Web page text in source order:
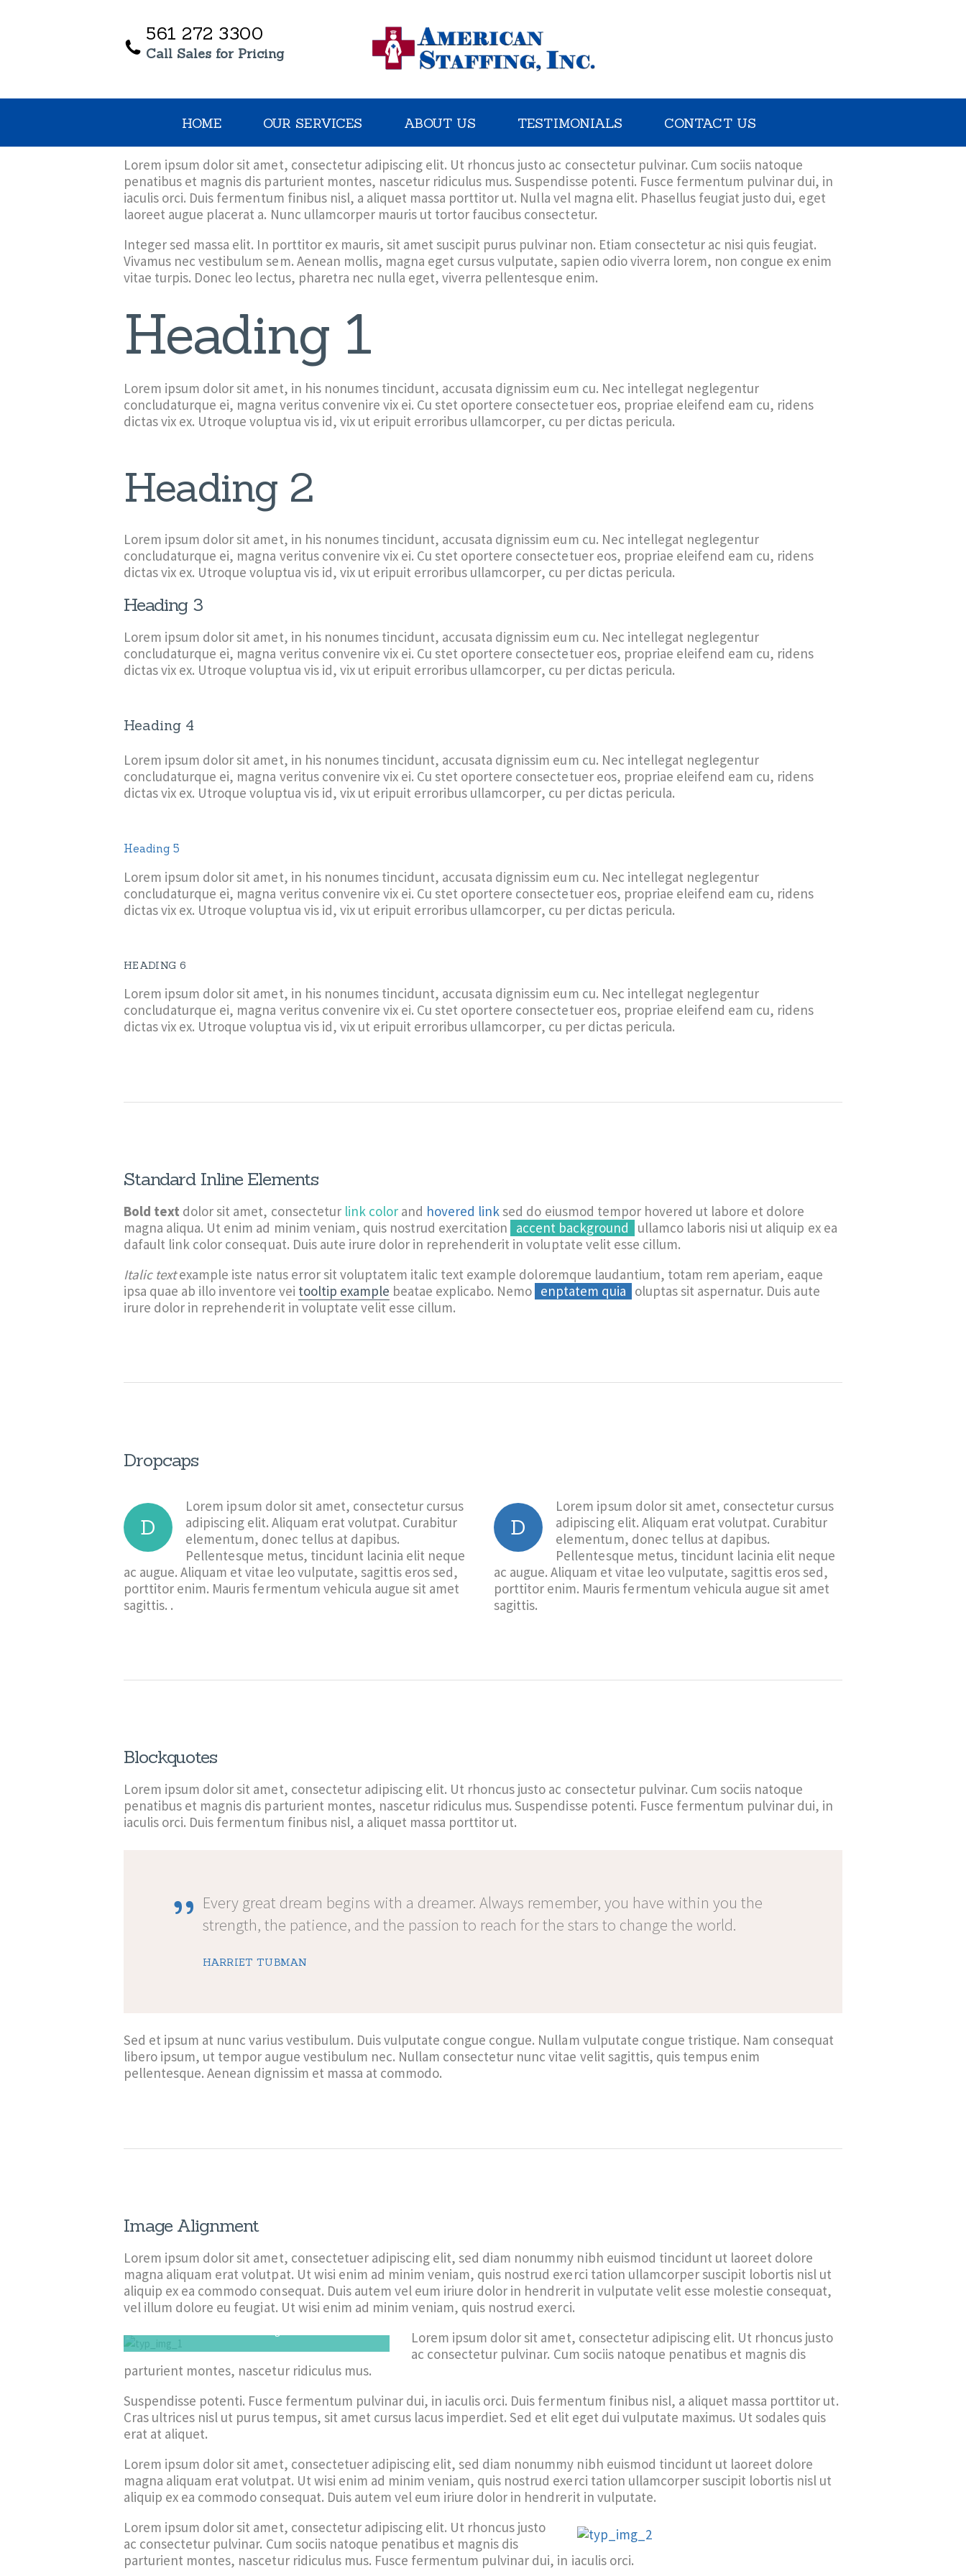
561 272 3300
Call Sales for Pricing
HOME OUR SERVICES ABOUT US TESTIMONIALS CONTACT US
OUR SERVICES
ABOUT US
TESTIMONIALS
CONTACT US
Lorem ipsum dolor sit amet, consectetur adipiscing elit. Ut rhoncus justo ac consectetur pulvinar. Cum sociis natoque
penatibus et magnis dis parturient montes, nascetur ridiculus mus. Suspendisse potenti. Fusce fermentum pulvinar dui, in
iaculis orci. Duis fermentum finibus nisl, a aliquet massa porttitor ut. Nulla vel magna elit. Phasellus feugiat justo dui, eget
laoreet augue placerat a. Nunc ullamcorper mauris ut tortor faucibus consectetur.
Integer sed massa elit. In porttitor ex mauris, sit amet suscipit purus pulvinar non. Etiam consectetur ac nisi quis feugiat.
Vivamus nec vestibulum sem. Aenean mollis, magna eget cursus vulputate, sapien odio viverra lorem, non congue ex enim
vitae turpis. Donec leo lectus, pharetra nec nulla eget, viverra pellentesque enim.
Heading 1
Lorem ipsum dolor sit amet, in his nonumes tincidunt, accusata dignissim eum cu. Nec intellegat neglegentur
concludaturque ei, magna veritus convenire vix ei. Cu stet oportere consectetuer eos, propriae eleifend eam cu, ridens
dictas vix ex. Utroque voluptua vis id, vix ut eripuit erroribus ullamcorper, cu per dictas pericula.
Heading 2
Lorem ipsum dolor sit amet, in his nonumes tincidunt, accusata dignissim eum cu. Nec intellegat neglegentur
concludaturque ei, magna veritus convenire vix ei. Cu stet oportere consectetuer eos, propriae eleifend eam cu, ridens
dictas vix ex. Utroque voluptua vis id, vix ut eripuit erroribus ullamcorper, cu per dictas pericula.
Heading 3
Lorem ipsum dolor sit amet, in his nonumes tincidunt, accusata dignissim eum cu. Nec intellegat neglegentur
concludaturque ei, magna veritus convenire vix ei. Cu stet oportere consectetuer eos, propriae eleifend eam cu, ridens
dictas vix ex. Utroque voluptua vis id, vix ut eripuit erroribus ullamcorper, cu per dictas pericula.
Heading 4
Lorem ipsum dolor sit amet, in his nonumes tincidunt, accusata dignissim eum cu. Nec intellegat neglegentur
concludaturque ei, magna veritus convenire vix ei. Cu stet oportere consectetuer eos, propriae eleifend eam cu, ridens
dictas vix ex. Utroque voluptua vis id, vix ut eripuit erroribus ullamcorper, cu per dictas pericula.
Heading 5
Lorem ipsum dolor sit amet, in his nonumes tincidunt, accusata dignissim eum cu. Nec intellegat neglegentur
concludaturque ei, magna veritus convenire vix ei. Cu stet oportere consectetuer eos, propriae eleifend eam cu, ridens
dictas vix ex. Utroque voluptua vis id, vix ut eripuit erroribus ullamcorper, cu per dictas pericula.
HEADING 6
Lorem ipsum dolor sit amet, in his nonumes tincidunt, accusata dignissim eum cu. Nec intellegat neglegentur
concludaturque ei, magna veritus convenire vix ei. Cu stet oportere consectetuer eos, propriae eleifend eam cu, ridens
dictas vix ex. Utroque voluptua vis id, vix ut eripuit erroribus ullamcorper, cu per dictas pericula.
Standard Inline Elements
Bold text dolor sit amet, consectetur link colorand hovered linksed do eiusmod tempor hovered ut labore et dolore
magna aliqua. Ut enim ad minim veniam, quis nostrud exercitation accent background
ullamco laboris nisi ut aliquip ex ea
dafault link color consequat. Duis aute irure dolor in reprehenderit in voluptate velit esse cillum.
Italic textexample iste natus error sit voluptatem italic text example doloremque laudantium, totam rem aperiam, eaque
ipsa quae ab illo inventore vei tooltip example beatae explicabo. Nemo enptatem quia oluptas sit aspernatur. Duis aute
irure dolor in reprehenderit in voluptate velit esse cillum.
Dropcaps
D
Lorem ipsum dolor sit amet, consectetur cursus
adipiscing elit. Aliquam erat volutpat. Curabitur
elementum, donec tellus at dapibus.
Pellentesque metus, tincidunt lacinia elit neque
ac augue. Aliquam et vitae leo vulputate, sagittis eros sed,
porttitor enim. Mauris fermentum vehicula augue sit amet
sagittis. .
D
Lorem ipsum dolor sit amet, consectetur cursus
adipiscing elit. Aliquam erat volutpat. Curabitur
elementum, donec tellus at dapibus.
Pellentesque metus, tincidunt lacinia elit neque
ac augue. Aliquam et vitae leo vulputate, sagittis eros sed,
porttitor enim. Mauris fermentum vehicula augue sit amet
sagittis.
Blockquotes
Lorem ipsum dolor sit amet, consectetur adipiscing elit. Ut rhoncus justo ac consectetur pulvinar. Cum sociis natoque
penatibus et magnis dis parturient montes, nascetur ridiculus mus. Suspendisse potenti. Fusce fermentum pulvinar dui, in
iaculis orci. Duis fermentum finibus nisl, a aliquet massa porttitor ut.
Every great dream begins with a dreamer. Always remember, you have within you the
strength, the patience, and the passion to reach for the stars to change the world.
HARRIET TUBMAN
Sed et ipsum at nunc varius vestibulum. Duis vulputate congue congue. Nullam vulputate congue tristique. Nam consequat
libero ipsum, ut tempor augue vestibulum nec. Nullam consectetur nunc vitae velit sagittis, quis tempus enim
pellentesque. Aenean dignissim et massa at commodo.
Image Alignment
Lorem ipsum dolor sit amet, consectetuer adipiscing elit, sed diam nonummy nibh euismod tincidunt ut laoreet dolore
magna aliquam erat volutpat. Ut wisi enim ad minim veniam, quis nostrud exerci tation ullamcorper suscipit lobortis nisl ut
aliquip ex ea commodo consequat. Duis autem vel eum iriure dolor in hendrerit in vulputate velit esse molestie consequat,
vel illum dolore eu feugiat. Ut wisi enim ad minim veniam, quis nostrud exerci.
Lorem ipsum dolor sit amet, consectetur adipiscing elit. Ut rhoncus justo
ac consectetur pulvinar. Cum sociis natoque penatibus et magnis dis
parturient montes, nascetur ridiculus mus.
Suspendisse potenti. Fusce fermentum pulvinar dui, in iaculis orci. Duis fermentum finibus nisl, a aliquet massa porttitor ut.
Cras ultrices nisl ut purus tempus, sit amet cursus lacus imperdiet. Sed et elit eget dui vulputate maximus. Ut sodales quis
erat at aliquet.
Lorem ipsum dolor sit amet, consectetuer adipiscing elit, sed diam nonummy nibh euismod tincidunt ut laoreet dolore
magna aliquam erat volutpat. Ut wisi enim ad minim veniam, quis nostrud exerci tation ullamcorper suscipit lobortis nisl ut
aliquip ex ea commodo consequat. Duis autem vel eum iriure dolor in hendrerit in vulputate.
Lorem ipsum dolor sit amet, consectetur adipiscing elit. Ut rhoncus justo
ac consectetur pulvinar. Cum sociis natoque penatibus et magnis dis
parturient montes, nascetur ridiculus mus. Fusce fermentum pulvinar dui, in iaculis orci.